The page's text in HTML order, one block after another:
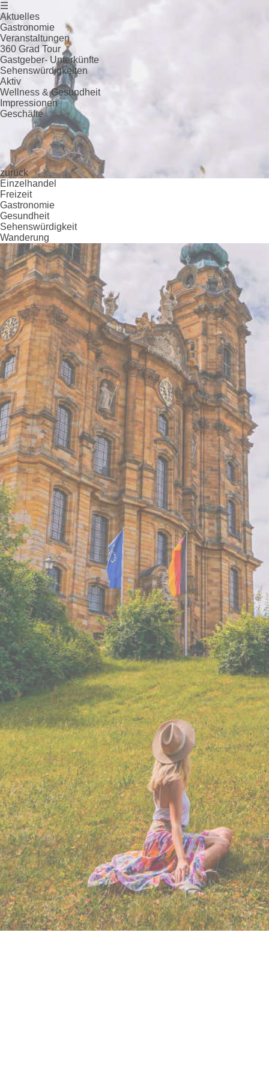
☰
Aktuelles
Gastronomie
Veranstaltungen
360 Grad Tour
Gastgeber- Unterkünfte
Sehenswürdigkeiten
Aktiv
Wellness & Gesundheit
Impressionen
Geschäfte
zurück
Einzelhandel
Freizeit
Gastronomie
Gesundheit
Sehenswürdigkeit
Wanderung